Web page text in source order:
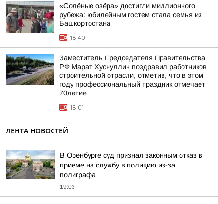
«Солёные озёра» достигли миллионного
рубежа: юбилейным гостем стала семья из
Башкортостана
18:40
Заместитель Председателя Правительства
РФ Марат Хуснуллин поздравил работников
строительной отрасли, отметив, что в этом
году профессиональный праздник отмечает
70летие
18:01
ЛЕНТА НОВОСТЕЙ
В Оренбурге суд признал законным отказ в
приеме на службу в полицию из-за
полиграфа
19:03